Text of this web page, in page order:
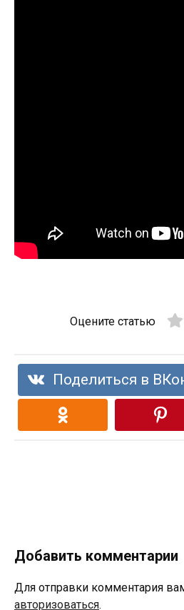
Оцените статью
Поделиться в
Добавить комментарии
Для отправки комментария
авторизоваться.